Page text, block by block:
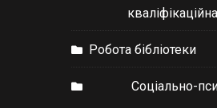
Робота бібліотеки
Соціально-